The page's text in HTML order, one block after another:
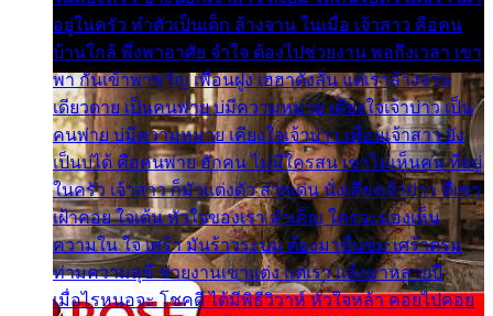
อยู่ในครัว ทำตัวเป็นเด็ก ล้างจาน ในเมื่อ เจ้าสาว คือคน
บ้านใกล้ พึ่งพาอาศัย จำใจ ต้องไปช่วยงาน พอถึงเวลา เขา
พา กันเข้าพาขวัญ เพื่อนฝูง เฮฮาดังลั่น แต่เราล้างจาน
เดียวดาย เป็นคนพ่าย บ่มีความหมาย เคียงใจเจ้าบ่าว เป็น
คนพ่าย บ่มีความหมาย เคียงใจเจ้าบ่าว เพื่อนเจ้าสาว ยัง
เป็นบ่ได้ คือคนพ่าย ฮักคน ไม่มีใครสน เขาไม่เห็นคน ที่อยู่
ในครัว เจ้าสาว ก็มัวแต่งตัว สวยเด่น นั่งเคียงเจ้าบ่าว ที่เขา
เฝ้าคอย ใจเต้น หัวใจของเรา ลำเค็ญ ใครจะมองเห็น
ความใน ใจ เศร้า มันร้าวระบม ต้องมาขื่นขม เศร้าตรม
ท่ามความสุขี ช่วยงานเขาแต่ง แต่เรา แล้งมาหลายปี
เมื่อไรหนอจะ โชคดี ได้มีพิธีวิวาห์ หัวใจหล้า คอยไปคอย